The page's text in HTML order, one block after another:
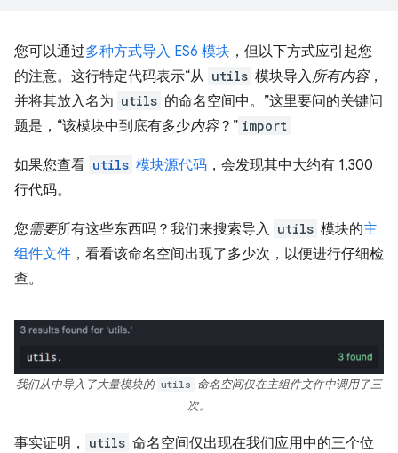
您可以通过多种方式导入 ES6 模块 ，但以下方式应引起您
的注意。这行特定代码表示“从 utils 模块导入所有内容，
并将其放入名为 utils 的命名空间中。”这里要问的关键问
题是，“该模块中到底有多少内容？” import
如果您查看 utils 模块源代码 ，会发现其中大约有 1,300
行代码。
您需要所有这些东西吗？我们来搜索导入 utils 模块的主
组件文件 ，看看该命名空间出现了多少次，以便进行仔细检
查。
我们从中导入了大量模块的 utils 命名空间仅在主组件文件中调用了三
次。
事实证明， utils 命名空间仅出现在我们应用中的三个位